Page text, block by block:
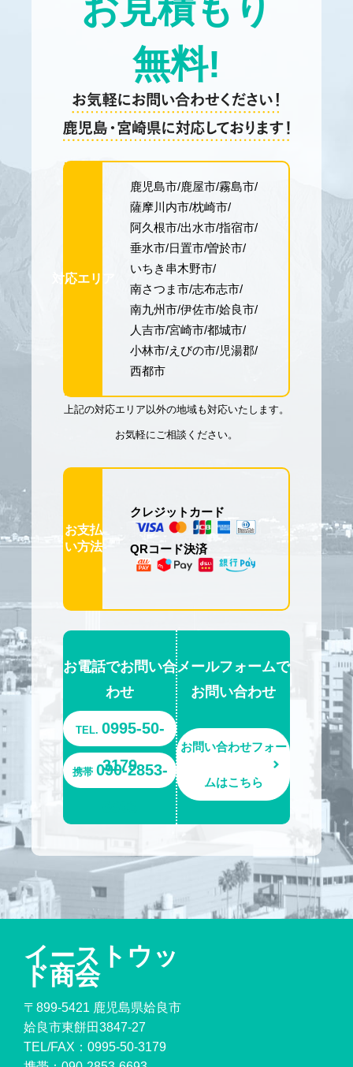
お見積もり
無料!
対応エリア
鹿児島市 鹿屋市 霧島市
薩摩川内市 枕崎市
阿久根市 出水市 指宿市
垂水市 日置市 曽於市
いちき串木野市
南さつま市 志布志市
南九州市 伊佐市 姶良市
人吉市 宮崎市 都城市
小林市 えびの市 児湯郡
西都市
上記の対応エリア以外の地域も対応いたします。
お気軽にご相談ください。
お支払
い方法
クレジットカード
QRコード決済
お電話でお問い合
わせ
TEL. 0995-50-
3179
携帯 090-2853-
メールフォームで
お問い合わせ
お問い合わせフォー
ムはこちら
イーストウッ
ド商会
〒899-5421 鹿児島県姶良市
姶良市東餅田3847-27
TEL/FAX： 0995-50-3179